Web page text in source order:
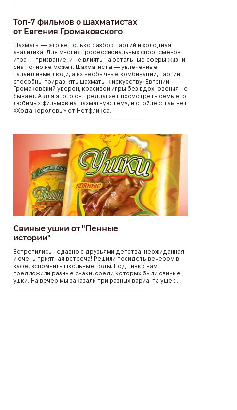
Топ-7 фильмов о шахматистах
от Евгения Громаковского
Шахматы — это не только разбор партий и холодная
аналитика. Для многих профессиональных спортсменов
игра — призвание, и не влиять на остальные сферы жизни
она точно не может. Шахматисты — увлеченные
талантливые люди, а их необычные комбинации, партии
способны приравнять шахматы к искусству. Евгений
Громаковский уверен, красивой игры без вдохновения не
бывает. А для этого он предлагает посмотреть семь его
любимых фильмов на шахматную тему, и спойлер: там нет
«Хода королевы» от Нетфликса.
Свиные ушки от "Пенные
истории"
Встретились недавно с друзьями детства, неожиданная
и очень приятная встреча! Решили посидеть вечером в
кафе, вспомнить школьные годы. Под пивко нам
предложили разные снэки, среди которых были свиные
ушки. На вечер мы заказали три разных варианта ушек...